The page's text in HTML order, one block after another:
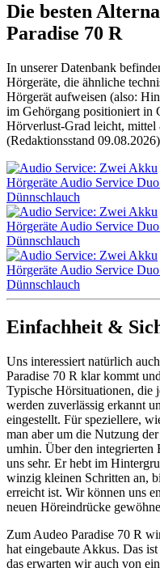
Die besten
Paradise 70 R
In unserer Datenbank
Hörgeräte, die ähnliche
Hörgerät aufweisen (also:
im Gehörgang positioniert in
Hörverlust-Grad leicht,
(Redaktionsstand
Einfachheit &
Uns interessiert natürlich
Paradise 70 R klar kommt
Typische Hörsituationen, die
werden zuverlässig erkannt
eingestellt. Für speziellere,
man aber um die Nutzung
umhin. Über den integrierten
uns sehr. Er hebt im
winzig kleinen Schritten an,
erreicht ist. Wir können uns
neuen Höreindrücke
Zum Audeo Paradise 70 R
hat eingebaute Akkus. Das
das erwarten wir auch von